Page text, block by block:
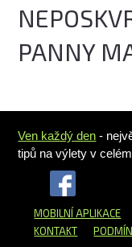
PANNY
Ven každý den -
tipů na výlety v
MOBILNÍ APLIKACE
KONTAKT